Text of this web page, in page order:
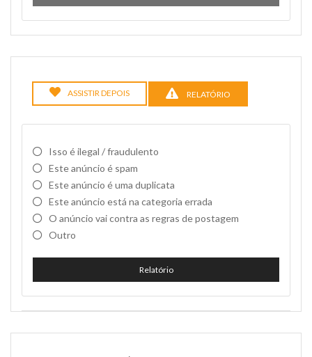
ASSISTIR DEPOIS RELATÓRIO
Isso é ilegal / fraudulento
Este anúncio é spam
Este anúncio é uma duplicata
Este anúncio está na categoria errada
O anúncio vai contra as regras de postagem
Outro
Relatório